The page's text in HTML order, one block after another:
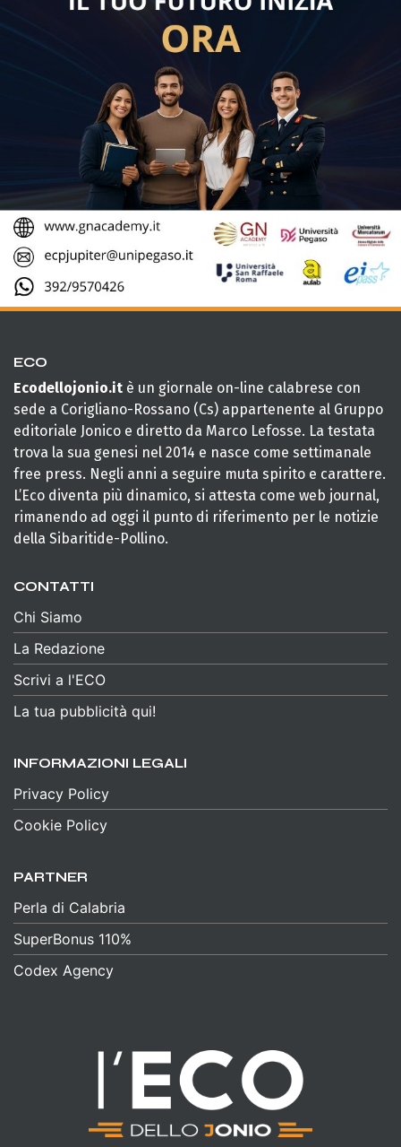
ECO
Ecodellojonio.it è un giornale on-line calabrese con
sede a Corigliano-Rossano (Cs) appartenente al Gruppo
editoriale Jonico e diretto da Marco Lefosse. La testata
trova la sua genesi nel 2014 e nasce come settimanale
free press. Negli anni a seguire muta spirito e carattere.
L’Eco diventa più dinamico, si attesta come web journal,
rimanendo ad oggi il punto di riferimento per le notizie
della Sibaritide-Pollino.
CONTATTI
Chi Siamo
La Redazione
Scrivi a l'ECO
La tua pubblicità qui!
INFORMAZIONI LEGALI
Privacy Policy
Cookie Policy
PARTNER
Perla di Calabria
SuperBonus 110%
Codex Agency